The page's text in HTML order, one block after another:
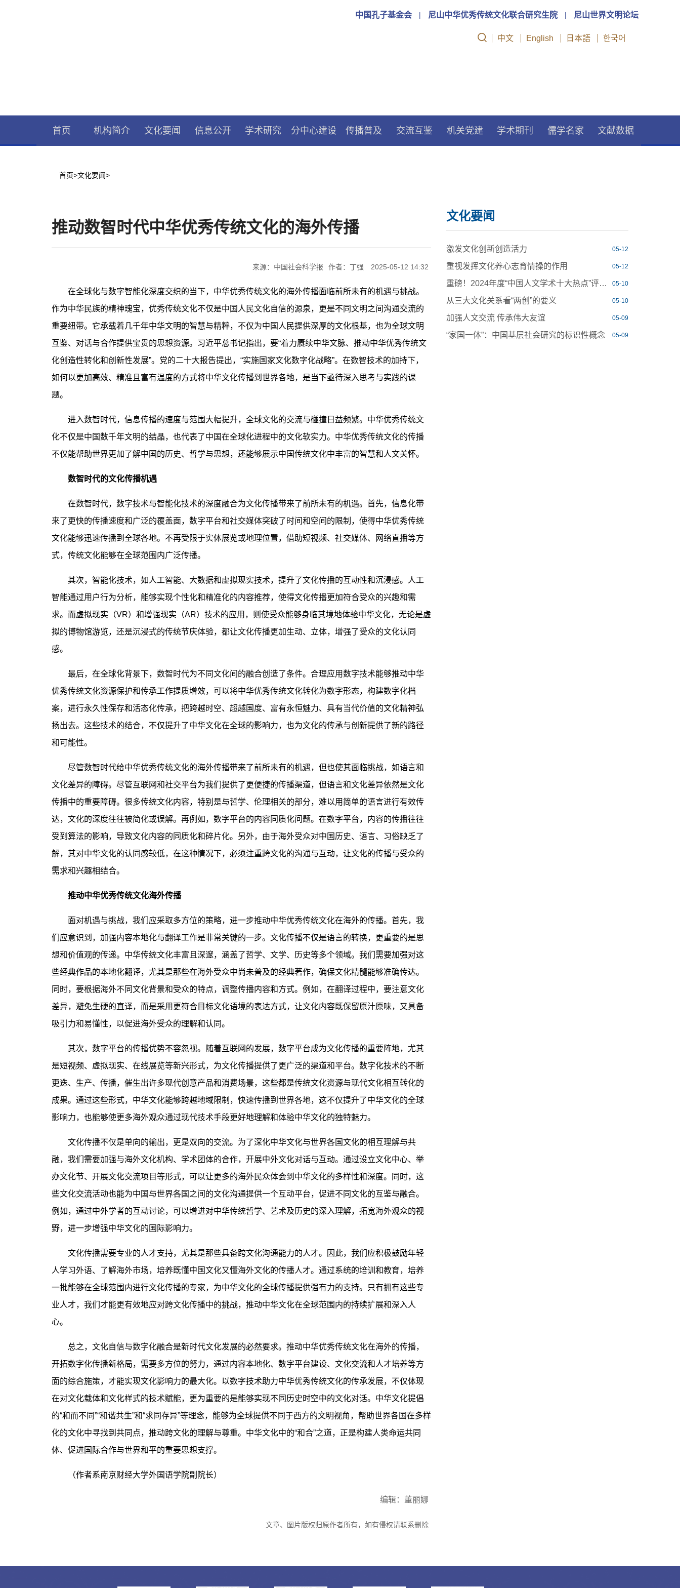
中国孔子基金会 | 尼山中华优秀传统文化联合研究生院 | 尼山世界文明论坛
中文 English 日本語 한국어
首页 机构简介 文化要闻 信息公开 学术研究 分中心建设 传播普及 交流互鉴 机关党建 学术期刊 儒学名家 文献数据
首页>文化要闻>
推动数智时代中华优秀传统文化的海外传播
来源：中国社会科学报 作者：丁强 2025-05-12 14:32
在全球化与数字智能化深度交织的当下，中华优秀传统文化的海外传播面临前所未有的机遇与挑战。
作为中华民族的精神瑰宝，优秀传统文化不仅是中国人民文化自信的源泉，更是不同文明之间沟通交流的
重要纽带。它承载着几千年中华文明的智慧与精粹，不仅为中国人民提供深厚的文化根基，也为全球文明
互鉴、对话与合作提供宝贵的思想资源。习近平总书记指出，要“着力赓续中华文脉、推动中华优秀传统文
化创造性转化和创新性发展”。党的二十大报告提出，“实施国家文化数字化战略”。在数智技术的加持下，
如何以更加高效、精准且富有温度的方式将中华文化传播到世界各地，是当下亟待深入思考与实践的课
题。
进入数智时代，信息传播的速度与范围大幅提升，全球文化的交流与碰撞日益频繁。中华优秀传统文
化不仅是中国数千年文明的结晶，也代表了中国在全球化进程中的文化软实力。中华优秀传统文化的传播
不仅能帮助世界更加了解中国的历史、哲学与思想，还能够展示中国传统文化中丰富的智慧和人文关怀。
数智时代的文化传播机遇
在数智时代，数字技术与智能化技术的深度融合为文化传播带来了前所未有的机遇。首先，信息化带
来了更快的传播速度和广泛的覆盖面，数字平台和社交媒体突破了时间和空间的限制，使得中华优秀传统
文化能够迅速传播到全球各地。不再受限于实体展览或地理位置，借助短视频、社交媒体、网络直播等方
式，传统文化能够在全球范围内广泛传播。
其次，智能化技术，如人工智能、大数据和虚拟现实技术，提升了文化传播的互动性和沉浸感。人工
智能通过用户行为分析，能够实现个性化和精准化的内容推荐，使得文化传播更加符合受众的兴趣和需
求。而虚拟现实（VR）和增强现实（AR）技术的应用，则使受众能够身临其境地体验中华文化，无论是虚
拟的博物馆游览，还是沉浸式的传统节庆体验，都让文化传播更加生动、立体，增强了受众的文化认同
感。
最后，在全球化背景下，数智时代为不同文化间的融合创造了条件。合理应用数字技术能够推动中华
优秀传统文化资源保护和传承工作提质增效，可以将中华优秀传统文化转化为数字形态，构建数字化档
案，进行永久性保存和活态化传承，把跨越时空、超越国度、富有永恒魅力、具有当代价值的文化精神弘
扬出去。这些技术的结合，不仅提升了中华文化在全球的影响力，也为文化的传承与创新提供了新的路径
和可能性。
尽管数智时代给中华优秀传统文化的海外传播带来了前所未有的机遇，但也使其面临挑战，如语言和
文化差异的障碍。尽管互联网和社交平台为我们提供了更便捷的传播渠道，但语言和文化差异依然是文化
传播中的重要障碍。很多传统文化内容，特别是与哲学、伦理相关的部分，难以用简单的语言进行有效传
达，文化的深度往往被简化或误解。再例如，数字平台的内容同质化问题。在数字平台，内容的传播往往
受到算法的影响，导致文化内容的同质化和碎片化。另外，由于海外受众对中国历史、语言、习俗缺乏了
解，其对中华文化的认同感较低，在这种情况下，必须注重跨文化的沟通与互动，让文化的传播与受众的
需求和兴趣相结合。
推动中华优秀传统文化海外传播
面对机遇与挑战，我们应采取多方位的策略，进一步推动中华优秀传统文化在海外的传播。首先，我
们应意识到，加强内容本地化与翻译工作是非常关键的一步。文化传播不仅是语言的转换，更重要的是思
想和价值观的传递。中华传统文化丰富且深邃，涵盖了哲学、文学、历史等多个领域。我们需要加强对这
些经典作品的本地化翻译，尤其是那些在海外受众中尚未普及的经典著作，确保文化精髓能够准确传达。
同时，要根据海外不同文化背景和受众的特点，调整传播内容和方式。例如，在翻译过程中，要注意文化
差异，避免生硬的直译，而是采用更符合目标文化语境的表达方式，让文化内容既保留原汁原味，又具备
吸引力和易懂性，以促进海外受众的理解和认同。
其次，数字平台的传播优势不容忽视。随着互联网的发展，数字平台成为文化传播的重要阵地，尤其
是短视频、虚拟现实、在线展览等新兴形式，为文化传播提供了更广泛的渠道和平台。数字化技术的不断
更迭、生产、传播，催生出许多现代创意产品和消费场景，这些都是传统文化资源与现代文化相互转化的
成果。通过这些形式，中华文化能够跨越地域限制，快速传播到世界各地，这不仅提升了中华文化的全球
影响力，也能够使更多海外观众通过现代技术手段更好地理解和体验中华文化的独特魅力。
文化传播不仅是单向的输出，更是双向的交流。为了深化中华文化与世界各国文化的相互理解与共
融，我们需要加强与海外文化机构、学术团体的合作，开展中外文化对话与互动。通过设立文化中心、举
办文化节、开展文化交流项目等形式，可以让更多的海外民众体会到中华文化的多样性和深度。同时，这
些文化交流活动也能为中国与世界各国之间的文化沟通提供一个互动平台，促进不同文化的互鉴与融合。
例如，通过中外学者的互动讨论，可以增进对中华传统哲学、艺术及历史的深入理解，拓宽海外观众的视
野，进一步增强中华文化的国际影响力。
文化传播需要专业的人才支持，尤其是那些具备跨文化沟通能力的人才。因此，我们应积极鼓励年轻
人学习外语、了解海外市场，培养既懂中国文化又懂海外文化的传播人才。通过系统的培训和教育，培养
一批能够在全球范围内进行文化传播的专家，为中华文化的全球传播提供强有力的支持。只有拥有这些专
业人才，我们才能更有效地应对跨文化传播中的挑战，推动中华文化在全球范围内的持续扩展和深入人
心。
总之，文化自信与数字化融合是新时代文化发展的必然要求。推动中华优秀传统文化在海外的传播，
开拓数字化传播新格局，需要多方位的努力，通过内容本地化、数字平台建设、文化交流和人才培养等方
面的综合施策，才能实现文化影响力的最大化。以数字技术助力中华优秀传统文化的传承发展，不仅体现
在对文化载体和文化样式的技术赋能，更为重要的是能够实现不同历史时空中的文化对话。中华文化提倡
的“和而不同”“和谐共生”和“求同存异”等理念，能够为全球提供不同于西方的文明视角，帮助世界各国在多样
化的文化中寻找到共同点，推动跨文化的理解与尊重。中华文化中的“和合”之道，正是构建人类命运共同
体、促进国际合作与世界和平的重要思想支撑。
（作者系南京财经大学外国语学院副院长）
编辑：董丽娜
文章、图片版权归原作者所有，如有侵权请联系删除
文化要闻
05-12
激发文化创新创造活力
05-12
重视发挥文化养心志育情操的作用
05-10
重磅！2024年度“中国人文学术十大热点”评选揭晓！
05-10
从三大文化关系看“两创”的要义
05-09
加强人文交流 传承伟大友谊
05-09
“家国一体”：中国基层社会研究的标识性概念